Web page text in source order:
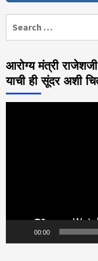
आरोग्य मंत्री
याची ही सूंदर अशी
00:00